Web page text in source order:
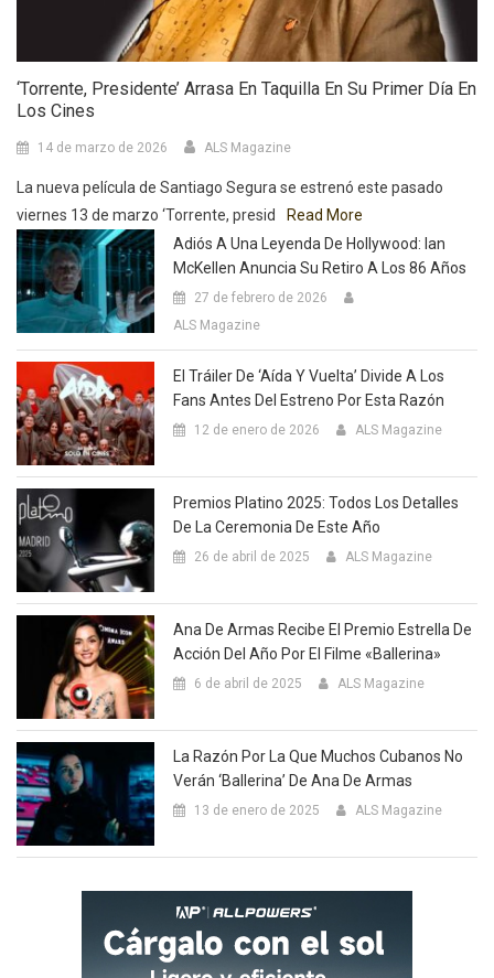
‘Torrente, Presidente’ Arrasa En Taquilla En Su Primer Día En
Los Cines
14 de marzo de 2026 ALS Magazine
La nueva película de Santiago Segura se estrenó este pasado
viernes 13 de marzo ‘Torrente, presid
Read More
Adiós A Una Leyenda De Hollywood: Ian
McKellen Anuncia Su Retiro A Los 86 Años
27 de febrero de 2026
ALS Magazine
El Tráiler De ‘Aída Y Vuelta’ Divide A Los
Fans Antes Del Estreno Por Esta Razón
12 de enero de 2026 ALS Magazine
Premios Platino 2025: Todos Los Detalles
De La Ceremonia De Este Año
26 de abril de 2025 ALS Magazine
Ana De Armas Recibe El Premio Estrella De
Acción Del Año Por El Filme «Ballerina»
6 de abril de 2025 ALS Magazine
La Razón Por La Que Muchos Cubanos No
Verán ‘Ballerina’ De Ana De Armas
13 de enero de 2025 ALS Magazine